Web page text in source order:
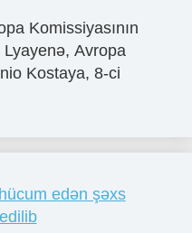
Komissiyasının
Avropa
Kostaya, 8-ci
edən şəxs